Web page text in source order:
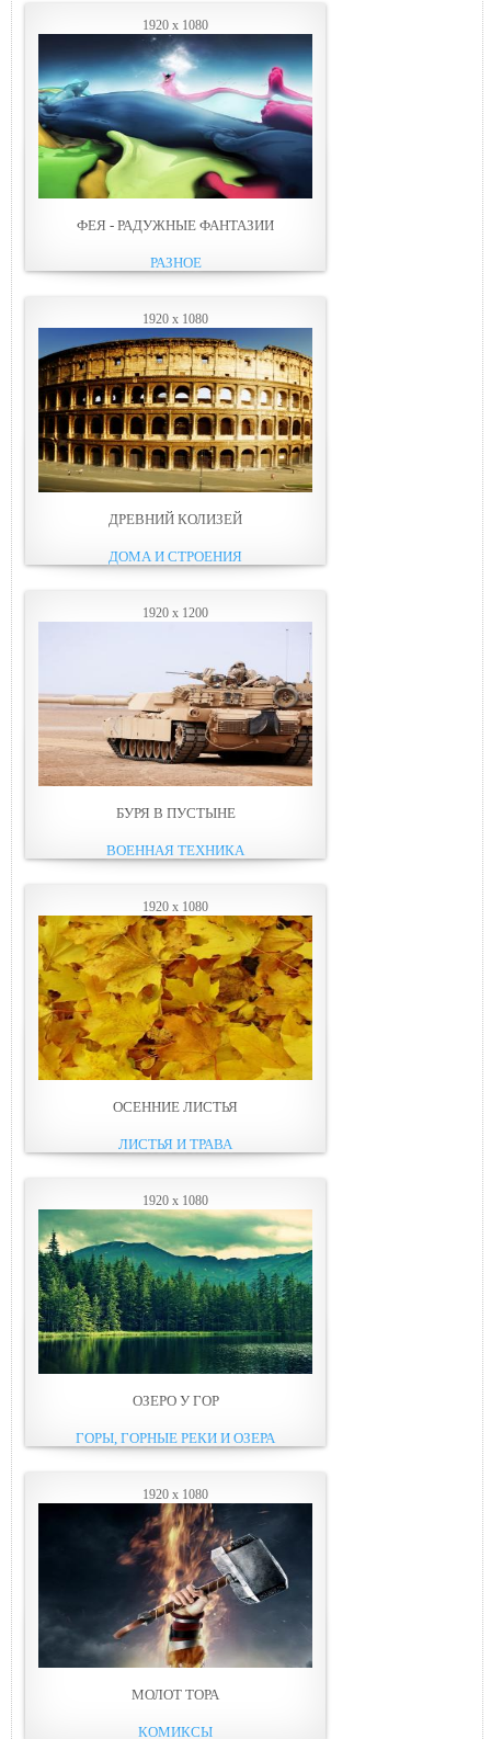
1920 x 1080
ФЕЯ - РАДУЖНЫЕ ФАНТАЗИИ
РАЗНОЕ
1920 x 1080
ДРЕВНИЙ КОЛИЗЕЙ
ДОМА И СТРОЕНИЯ
1920 x 1200
БУРЯ В ПУСТЫНЕ
ВОЕННАЯ ТЕХНИКА
1920 x 1080
ОСЕННИЕ ЛИСТЬЯ
ЛИСТЬЯ И ТРАВА
1920 x 1080
ОЗЕРО У ГОР
ГОРЫ, ГОРНЫЕ РЕКИ И ОЗЕРА
1920 x 1080
МОЛОТ ТОРА
КОМИКСЫ